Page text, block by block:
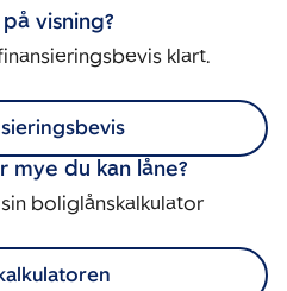
visning?
klart.
mye du kan låne?
boliglånskalkulator